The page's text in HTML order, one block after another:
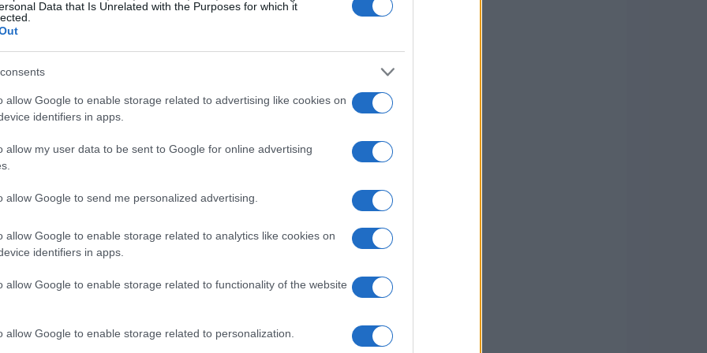
Data that Is Unrelated with the Purposes for which it
allow Google to enable storage related to advertising like cookies on
identifiers in apps.
allow my user data to be sent to Google for online advertising
allow Google to send me personalized advertising.
allow Google to enable storage related to analytics like cookies on
identifiers in apps.
allow Google to enable storage related to functionality of the website
allow Google to enable storage related to personalization.
e rapidi nelle transizioni, un aspetto che la
alla partita ha incluso un focus sulla
non possesso, specialmente in zona gol, dove il
Verona rappresenta un’opportunità per testare le
positivo che possa rilanciare le ambizioni della